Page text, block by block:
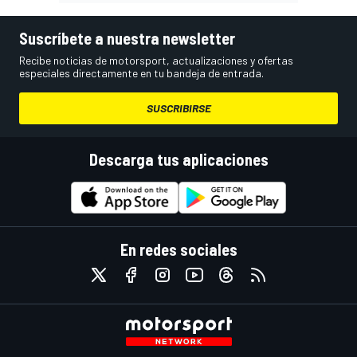
Suscríbete a nuestra newsletter
Recibe noticias de motorsport, actualizaciones y ofertas
especiales directamente en tu bandeja de entrada.
SUSCRIBIRSE
Descarga tus aplicaciones
En redes sociales